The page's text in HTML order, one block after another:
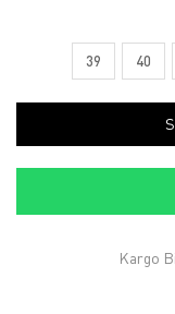
39 40
Kargo